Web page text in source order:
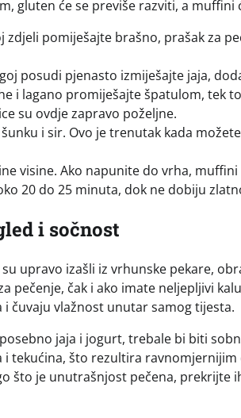
gluten će se previše razviti, a
zdjeli pomiješajte brašno, prašak za
posudi pjenasto izmiješajte jaja,
i lagano promiješajte špatulom, tek
su ovdje zapravo poželjne.
i sir. Ovo je trenutak kada
visine. Ako napunite do vrha,
20 do 25 minuta, dok ne dobiju
i sočnost
upravo izašli iz vrhunske pekare,
pečenje, čak i ako imate neljepljivi
čuvaju vlažnost unutar samog tijesta.
jaja i jogurt, trebale bi biti
tekućina, što rezultira
što je unutrašnjost pečena, prekrijte